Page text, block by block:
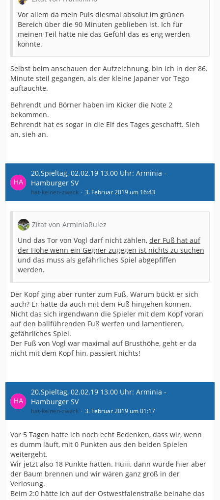
Vor allem da mein Puls diesmal absolut im grünen
Bereich über die 90 Minuten geblieben ist. Ich für
meinen Teil hatte nie das Gefühl das es eng werden
könnte.
Selbst beim anschauen der Aufzeichnung, bin ich in der 86.
Minute steil gegangen, als der kleine Japaner vor Tego
auftauchte.
Behrendt und Börner haben im Kicker die Note 2
bekommen.
Behrendt hat es sogar in die Elf des Tages geschafft. Sieh
an, sieh an.
20.Spieltag, 02.02.19 13.00 Uhr: Arminia -
Hamburger SV
hat-keinen-zweck 3. Februar 2019 um 16:43
Zitat von ArminiaRulez
Und das Tor von Vogl darf nicht zählen, der Fuß hat auf
der Höhe wenn ein Gegner zugegen ist nichts zu suchen
und das muss als gefährliches Spiel abgepfiffen
werden.
Der Kopf ging aber runter zum Fuß. Warum bückt er sich
auch? Er hätte da auch mit dem Fuß hingehen können.
Nicht das sich irgendwann die Spieler mit dem Kopf voran
auf den ballführenden Fuß werfen und lamentieren,
gefährliches Spiel.
Der Fuß von Vogl war maximal auf Brusthöhe, geht er da
nicht mit dem Kopf hin, passiert nichts!
20.Spieltag, 02.02.19 13.00 Uhr: Arminia -
Hamburger SV
hat-keinen-zweck 3. Februar 2019 um 01:17
Vor 5 Tagen hatte ich noch echt Bedenken, dass wir, wenn
es dumm läuft, mit 0 Punkten aus den beiden Spielen
weitergeht.
Wir jetzt also 18 Punkte hätten. Huiii, dann würde hier aber
der Baum brennen und wir wären ganz groß in der
Verlosung.
Beim 2:0 hätte ich auf der Ostwestfalenstraße beinahe das